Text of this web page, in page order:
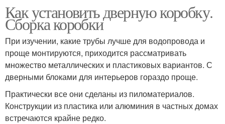
Как установить дверную коробку.
Сборка коробки
При изучении, какие трубы лучше для водопровода и
проще монтируются, приходится рассматривать
множество металлических и пластиковых вариантов. С
дверными блоками для интерьеров гораздо проще.
Практически все они сделаны из пиломатериалов.
Конструкции из пластика или алюминия в частных домах
встречаются крайне редко.